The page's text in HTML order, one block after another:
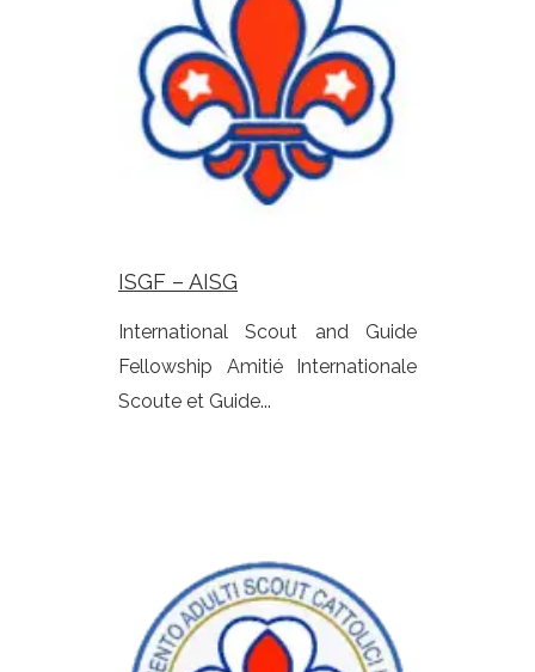
ISGF – AISG
International Scout and Guide
Fellowship Amitié Internationale
Scoute et Guide...